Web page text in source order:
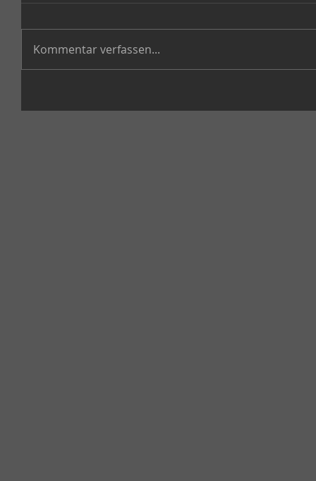
Kommentar verfassen...